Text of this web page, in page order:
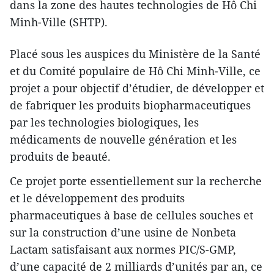
dans la zone des hautes technologies de Hô Chi
Minh-Ville (SHTP).
Placé sous les auspices du Ministère de la Santé
et du Comité populaire de Hô Chi Minh-Ville, ​ce
projet a pour objectif d’étudier, de développer et
de fabriquer les produits biopharmaceutiques
par les technologies biologiques, les
médicaments de nouvelle génération et les
produits de beauté.
Ce projet porte essentiellement sur la recherche
et le développement des produits
pharmaceutiques à base de cellules souches et
sur la construction d’une usine de Nonbeta
Lactam satisfaisant aux normes PIC/S-GMP,
d’une capacité de 2 milliards d’unités par an, ce